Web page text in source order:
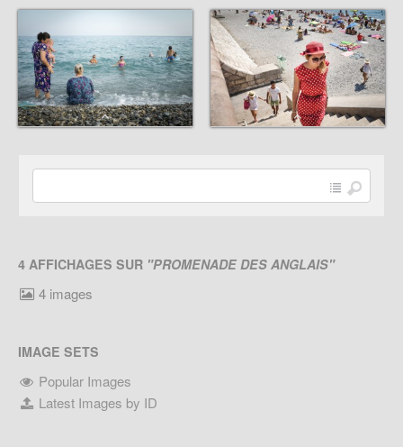
4 AFFICHAGES SUR "PROMENADE DES ANGLAIS"
4 images
IMAGE SETS
Popular Images
Latest Images by ID